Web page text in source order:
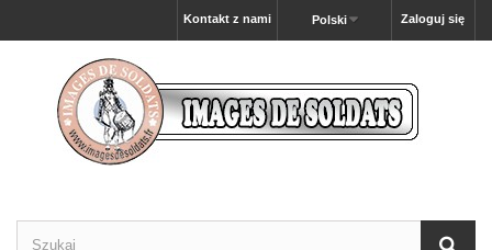
Zaloguj się
Polski
Kontakt z nami